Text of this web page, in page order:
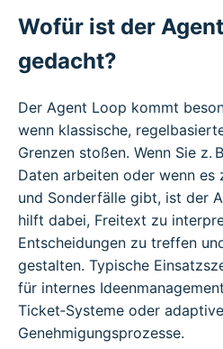
Wofür ist der
gedacht?
Der Agent Loop kommt
wenn klassische,
Grenzen stoßen. Wenn Sie z.
Daten arbeiten oder wenn es
und Sonderfälle gibt, ist der
hilft dabei, Freitext zu
Entscheidungen zu treffen
gestalten. Typische
für internes
Ticket‑Systeme oder adaptive
Genehmigungsprozesse.